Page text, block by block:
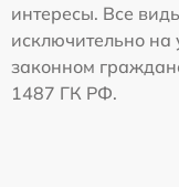
интересы. Все
исключительно на
законном
1487 ГК РФ.